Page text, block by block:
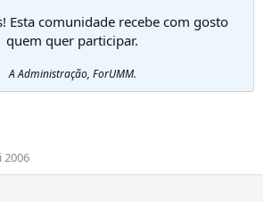
Esta comunidade recebe com gosto
quem quer participar.
A Administração, ForUMM.
2006